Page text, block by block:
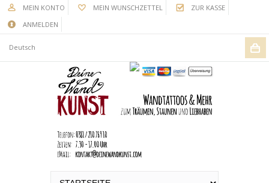
MEIN KONTO MEIN WUNSCHZETTEL
ZUR KASSE
ANMELDEN
Deutsch